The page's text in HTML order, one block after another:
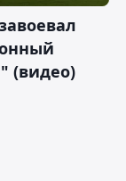
(видео)